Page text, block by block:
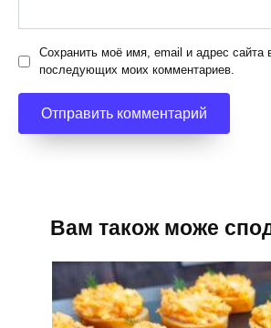
Сохранить моё имя, email и адрес сайта
последующих моих комментариев.
Вам також може